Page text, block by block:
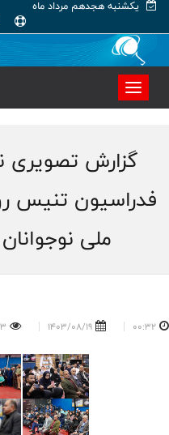
یکشنبه هجدهم مرداد ماه
گزارش
فدراسیون تنیس
ملی
00:32
1403/08/19